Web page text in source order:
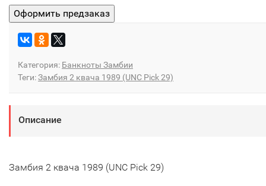
Категория: Банкноты Замбии
Теги:Замбия 2 квача 1989 (UNC Pick 29)
Описание
Замбия 2 квача 1989 (UNC Pick 29)